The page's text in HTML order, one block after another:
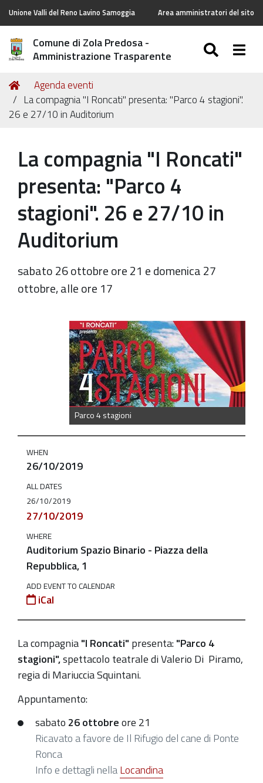
Unione Valli del Reno Lavino Samoggia Area amministratori del sito
Comune di Zola Predosa -
Amministrazione Trasparente
Tu
sei
qui:
Home
Agenda eventi
La compagnia "I Roncati" presenta: "Parco 4 stagioni".
26 e 27/10 in Auditorium
La compagnia "I Roncati"
presenta: "Parco 4
stagioni". 26 e 27/10 in
Auditorium
sabato 26 ottobre ore 21 e domenica 27
ottobre, alle ore 17
Parco 4 stagioni
https://old.comune.zolapredosa.bo.it/events/la-
stagioni
La
compagnia
Roncati"
presenta:
"Parco
stagioni".
26
27/10
Auditorium
2019-
10-
26T00:00:00+02:00
2019-
26T23:59:59+02:00
sabato
WHEN
26/10/2019
ALL DATES
26/10/2019
27/10/2019
WHERE
Auditorium Spazio Binario - Piazza della
Repubblica, 1
ADD EVENT TO CALENDAR
iCal
La compagnia"I Roncati" presenta:"Parco 4
stagioni",spettacolo teatrale di Valerio Di Piramo,
regia di Mariuccia Squintani.
Appuntamento:
sabato 26 ottobreore 21
Ricavato a favore de Il Rifugio del cane di Ponte
Ronca
Info e dettagli nellaLocandina